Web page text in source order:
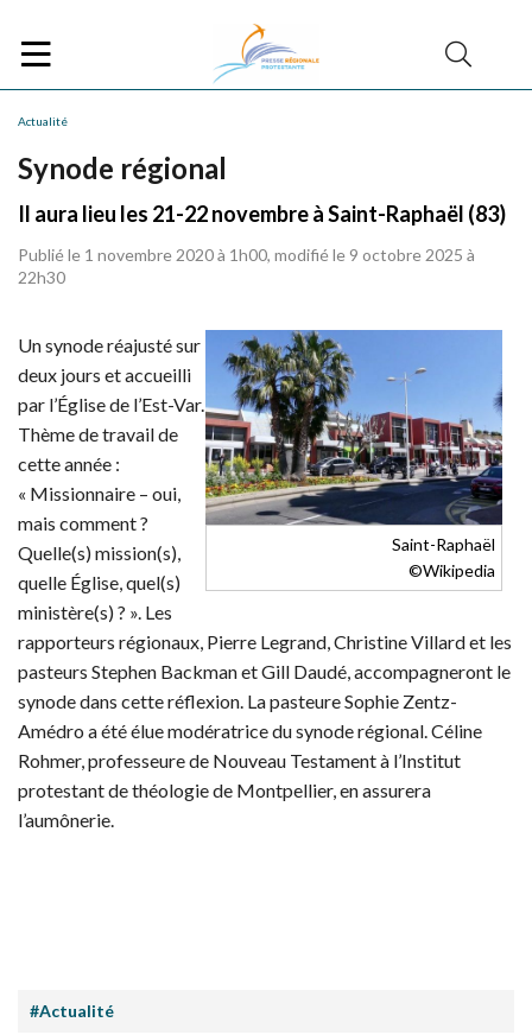
Actualité
Synode régional
Il aura lieu les 21-22 novembre à Saint-Raphaël (83)
Publié le 1 novembre 2020 à 1h00, modifié le 9 octobre 2025 à
22h30
Saint-Raphaël
©Wikipedia
Un synode réajusté sur
deux jours et accueilli
par l’Église de l’Est-Var.
Thème de travail de
cette année :
« Missionnaire – oui,
mais comment ?
Quelle(s) mission(s),
quelle Église, quel(s)
ministère(s) ? ». Les
rapporteurs régionaux, Pierre Legrand, Christine Villard et les
pasteurs Stephen Backman et Gill Daudé, accompagneront le
synode dans cette réflexion. La pasteure Sophie Zentz-
Amédro a été élue modératrice du synode régional. Céline
Rohmer, professeure de Nouveau Testament à l’Institut
protestant de théologie de Montpellier, en assurera
l’aumônerie.
#Actualité